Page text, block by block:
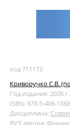
код 711172
Криворучко С.В.
Год издания: 2026 г.
ISBN: 978-5-406-
Дисциплина:
ВУЗ автора: